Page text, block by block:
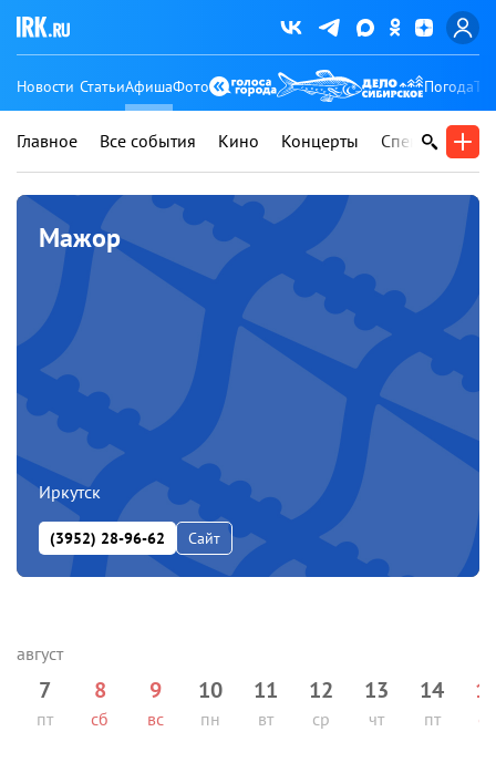
Новости СтатьиАфишаФото Погода
Главное Все события Кино Концерты Спектакли
Мажор
Иркутск
(3952) 28-96-62 Сайт
7
пт
8
сб
9
вс
10
пн
11
вт
12
ср
13
чт
14
пт сб